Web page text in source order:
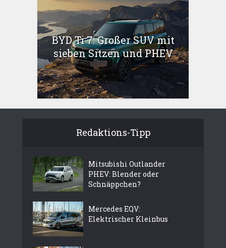
BYD Ti 7: Großer SUV mit
sieben Sitzen und PHEV
Redaktions-Tipp
Mitsubishi Outlander
PHEV: Blender oder
Schnäppchen?
Mercedes EQV:
Elektrischer Kleinbus